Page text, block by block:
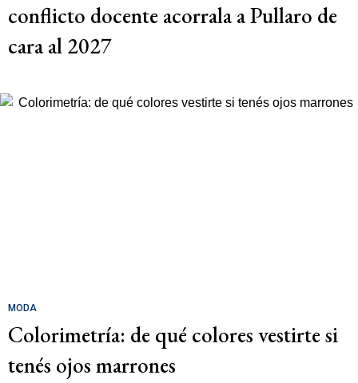
conflicto docente acorrala a Pullaro de
cara al 2027
MODA
Colorimetría: de qué colores vestirte si
tenés ojos marrones